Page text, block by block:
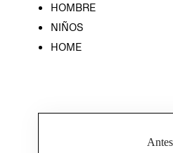
HOMBRE
NIÑOS
HOME